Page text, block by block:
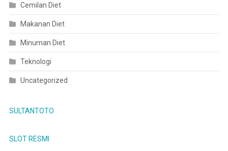
Cemilan Diet
Makanan Diet
Minuman Diet
Teknologi
Uncategorized
SULTANTOTO
SLOT RESMI